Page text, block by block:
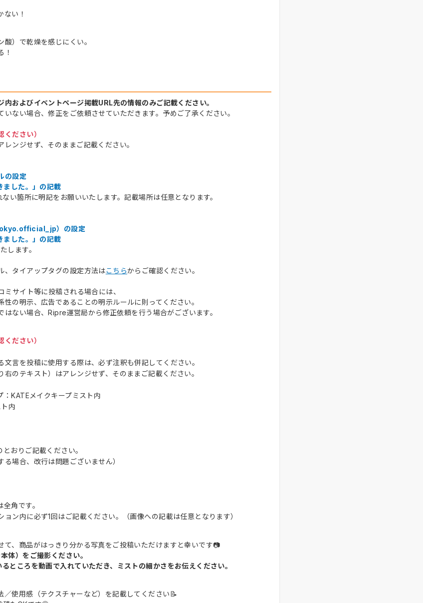
ない！
）で乾燥を感じにくい。
！
およびイベントページ掲載URL先の情報のみご記載ください。
いない場合、修正をご依頼させていただきます。予めご了承ください。
ださい）
ンジせず、そのままご記載ください。
の設定
した。」の記載
い箇所に明記をお願いいたします。記載場所は任意となります。
）の設定
した。」の記載
します。
タイアップタグの設定方法はこちらからご確認ください。
サイト等に投稿される場合には、
の明示、広告であることの明示ルールに則ってください。
はない場合、Ripre運営局から修正依頼を行う場合がございます。
ださい）
文言を投稿に使用する際は、必ず注釈も併記してください。
のテキスト）はアレンジせず、そのままご記載ください。
：KATEメイクキープミスト内
内
おりご記載ください。
る場合、改行は問題ございません）
角です。
ン内に必ず1回はご記載ください。（画像への記載は任意となります）
て、商品がはっきり分かる写真をご投稿いただけますと幸いです📷
体）をご撮影ください。
ところを動画で入れていただき、ミストの細かさをお伝えください。
／使用感（テクスチャーなど）を記載してください📝